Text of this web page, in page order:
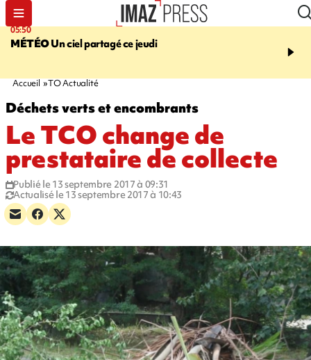
05:50
MÉTÉOUn ciel partagé ce jeudi
08:13
La
Accueil TO Actualité
Déchets verts et encombrants
Le TCO change de
prestataire de collecte
Publié le 13 septembre 2017 à 09:31
Actualisé le 13 septembre 2017 à 10:43